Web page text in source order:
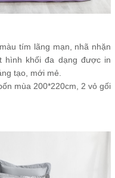
tím lãng mạn, nhã nhặn
hình khối đa dạng được in
tạo, mới mẻ.
mùa 200*220cm, 2 vỏ gối